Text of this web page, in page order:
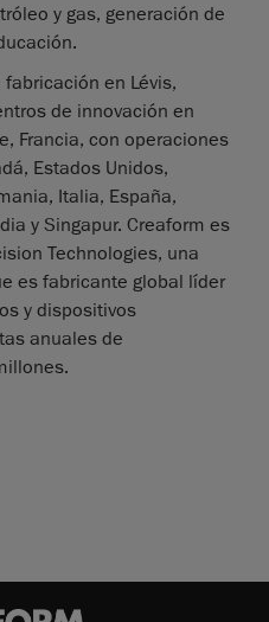
y gas, generación de
en Lévis,
de innovación en
Francia, con operaciones
Estados Unidos,
Italia, España,
y Singapur. Creaform es
Technologies, una
es fabricante global líder
y dispositivos
anuales de